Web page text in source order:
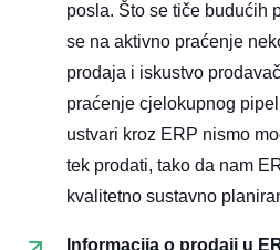
posla. Što se tiče budućih
se na aktivno praćenje
prodaja i iskustvo
praćenje cjelokupnog
ustvari kroz ERP nismo
tek prodati, tako da nam
kvalitetno sustavno
Informacija o prodaji u